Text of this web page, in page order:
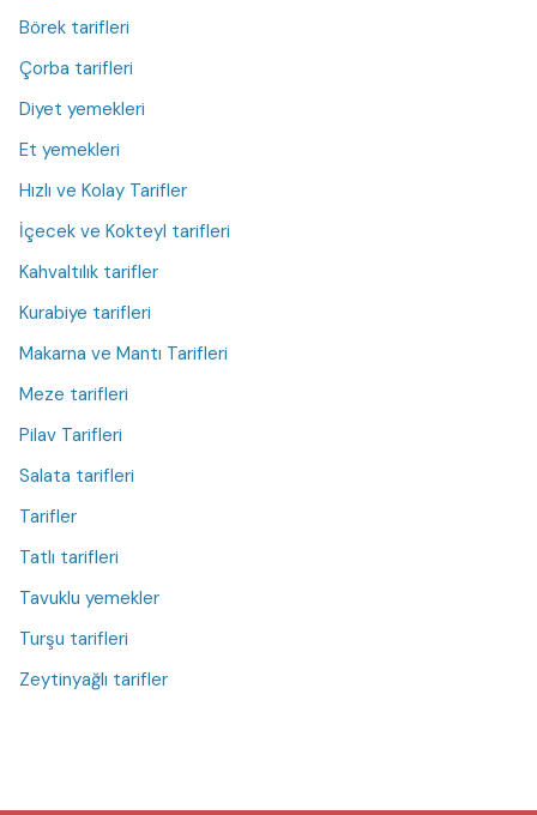
Börek tarifleri
Çorba tarifleri
Diyet yemekleri
Et yemekleri
Hızlı ve Kolay Tarifler
İçecek ve Kokteyl tarifleri
Kahvaltılık tarifler
Kurabiye tarifleri
Makarna ve Mantı Tarifleri
Meze tarifleri
Pilav Tarifleri
Salata tarifleri
Tarifler
Tatlı tarifleri
Tavuklu yemekler
Turşu tarifleri
Zeytinyağlı tarifler